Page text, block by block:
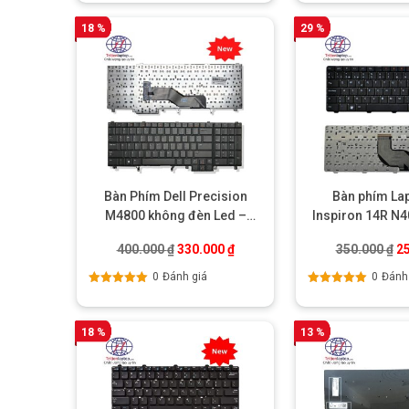
18 %
Bàn Phím Dell Precision
M4800 không đèn Led –
400.000₫ Giá gốc là: 400.000 ₫.
330.000₫Giá hiện tại là: 330.000 ₫.
0 Đánh giá
29 %
Bàn phím
Inspiron 14R
350.000₫
0
18 % 13 %